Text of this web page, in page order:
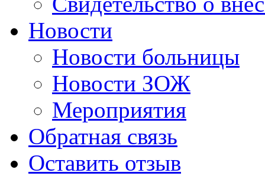
Новости
Новости больницы
Новости ЗОЖ
Мероприятия
Обратная связь
Оставить отзыв